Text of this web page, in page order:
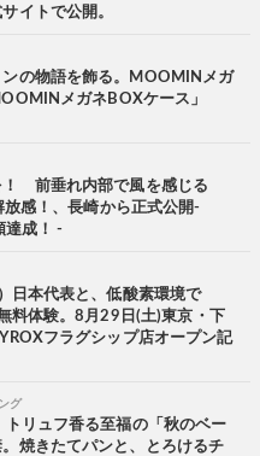
イトで公開。
ンの物語を飾る。MOOMINメガ
メガネBOXケース」
！ 前垂れ内部で風を感じる
放感！、長崎から正式公開-
達成！ -
日本代表と、低酸素環境で
料体験。8月29日(土)東京・下
フラグシップ店オープン記
グ
トリュフ香る至福の「秋のベー
焼きたてパンと、とろけるチ